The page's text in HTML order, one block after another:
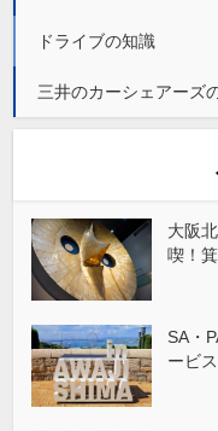
ドライブの知識
三井のカーシェアーズ
大阪
喫！
SA・
ービ